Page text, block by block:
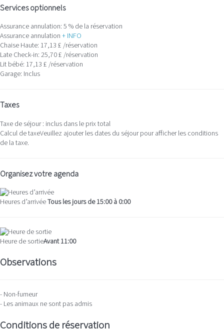
Services optionnels
Assurance annulation: 5 % de la réservation
Assurance annulation + INFO
Chaise Haute: 17,13 £ /réservation
Late Check-in: 25,70 £ /réservation
Lit bébé: 17,13 £ /réservation
Garage: Inclus
Taxes
Taxe de séjour : inclus dans le prix total
Calcul de taxeVeuillez ajouter les dates du séjour pour afficher les conditions
de la taxe.
Organisez votre agenda
Heures d’arrivéeTous les jours de 15:00 à 0:00
Heure de sortieAvant 11:00
Observations
- Non-fumeur
- Les animaux ne sont pas admis
Conditions de réservation